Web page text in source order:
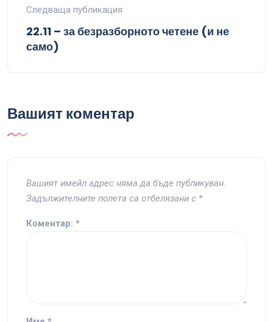
Следваща публикация
22.11 – за безразборното четене (и не
само)
Вашият коментар
Вашият имейл адрес няма да бъде публикуван.
Задължителните полета са отбелязани с *
Коментар: *